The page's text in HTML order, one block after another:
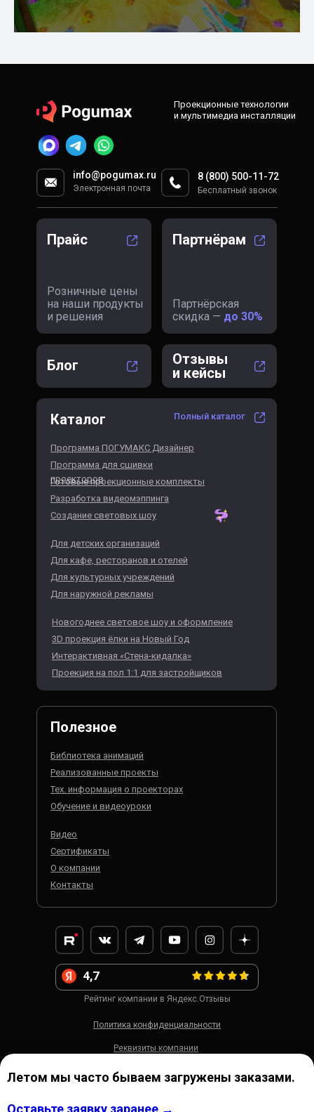
Летом мы часто бываем загружены заказами.
Оставьте заявку заранее →
Программа ПОГУМАКС Дизайнер
Бесплатный звонок
Обучение и видеоуроки
Электронная почта
Готовые проекционные комплекты
Разработка видеомэппинга
Программа для сшивки
проекторов
Создание световых шоу
Для детских организаций
Для кафе, ресторанов и отелей
Для культурных учреждений
Для наружной рекламы
Библиотека анимаций
Реализованные проекты
Видео
Тех. информация о проекторах
Сертификаты
О компании
Политика конфиденциальности
Контакты
2983014441, ОГРН: 122200001785,
Реквизиты компании
Прайс Партнёрам
Розничные цены
на наши продукты
и решения
Блог
Отзывы
и кейсы
Каталог
Полезное
Партнёрская
скидка — до 30%
8 (800) 500-11-72
info@pogumax.ru
Проекционные технологии
и мультимедиа инсталляции
Полный каталог
Новогоднее световое шоу и оформление
3D проекция ёлки на Новый Год
Интерактивная «Стена-кидалка»
Проекция на пол 1:1 для застройщиков
Рейтинг компании в Яндекс.Отзывы
4,7